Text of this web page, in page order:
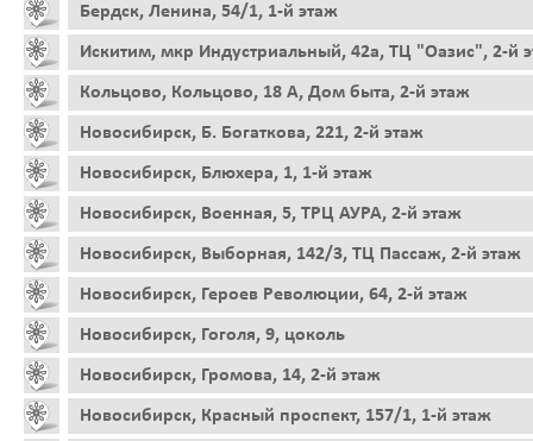
Бердск, Ленина, 54/1, 1-й этаж
Искитим, мкр Индустриальный, 42а, ТЦ "Оазис", 2-й
Кольцово, Кольцово, 18 А, Дом быта, 2-й этаж
Новосибирск, Б. Богаткова, 221, 2-й этаж
Новосибирск, Блюхера, 1, 1-й этаж
Новосибирск, Военная, 5, ТРЦ АУРА, 2-й этаж
Новосибирск, Выборная, 142/3, ТЦ Пассаж, 2-й этаж
Новосибирск, Героев Революции, 64, 2-й этаж
Новосибирск, Гоголя, 9, цоколь
Новосибирск, Громова, 14, 2-й этаж
Новосибирск, Красный проспект, 157/1, 1-й этаж